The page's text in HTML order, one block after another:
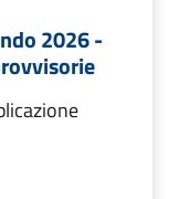
2026 -